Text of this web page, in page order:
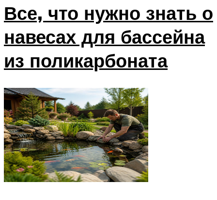
Все, что нужно знать о
навесах для бассейна
из поликарбоната